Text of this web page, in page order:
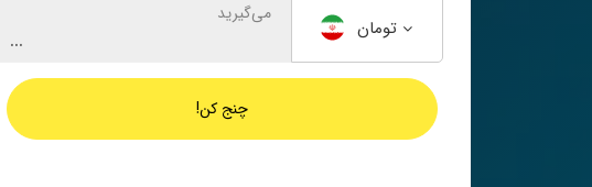
می‌گیرید
تومان
چنج کن!